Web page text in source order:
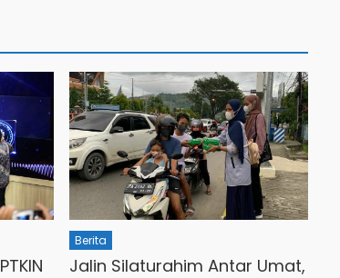
Berita
Jalin Silaturahim Antar Umat,